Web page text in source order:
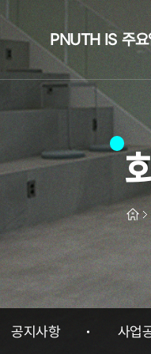
PNUTH IS 주
공지사항 사업